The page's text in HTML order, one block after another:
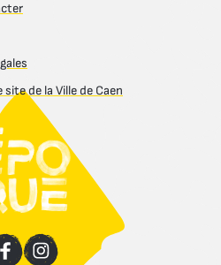
de la Ville de Caen